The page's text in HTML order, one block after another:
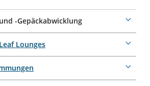
-Gepäckabwicklung
More
details
Lounges
More
details
More
details